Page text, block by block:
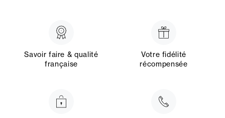
Savoir faire & qualité
française
Votre fidélité
récompensée